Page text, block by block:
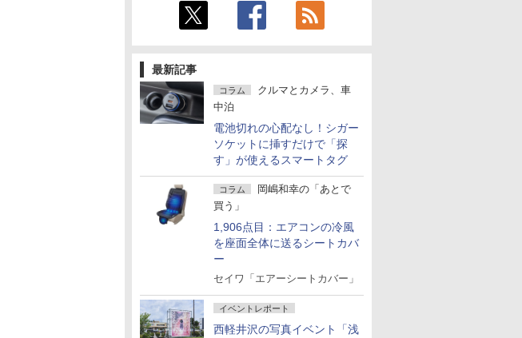
最新記事
コラム
クルマとカメラ、車
中泊
電池切れの心配なし！シガー
ソケットに挿すだけで「探
す」が使えるスマートタグ
コラム
岡嶋和幸の「あとで
買う」
1,906点目：エアコンの冷風
を座面全体に送るシートカバ
ー
セイワ「エアーシートカバー」
イベントレポート
西軽井沢の写真イベント「浅